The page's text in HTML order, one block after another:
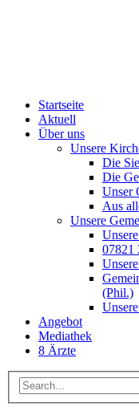
Startseite
Aktuell
Über uns
Unsere
Die
Die
Unser
Aus
Unsere
07821
(Phil.)
Angebot
Mediathek
8 Ärzte